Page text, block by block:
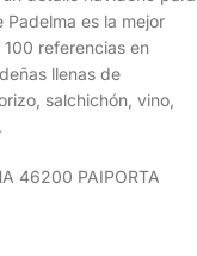
es la mejor
referencias en
llenas de
salchichón, vino,
46200 PAIPORTA